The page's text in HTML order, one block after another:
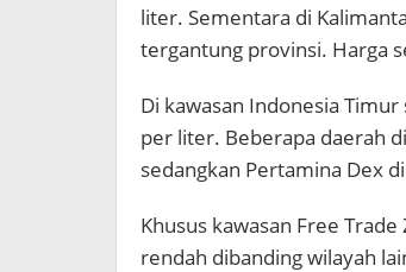
liter. Sementara di
tergantung provinsi. Harga
Di kawasan Indonesia
per liter. Beberapa daerah
sedangkan Pertamina Dex
Khusus kawasan Free
rendah dibanding wilayah